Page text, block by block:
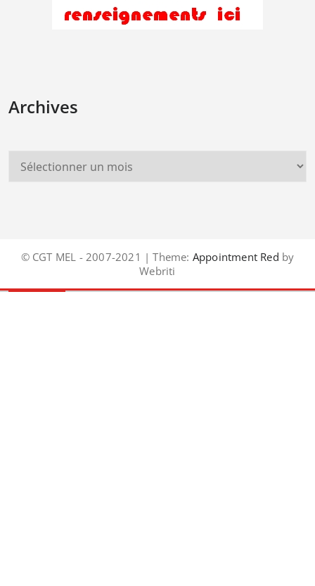
Archives
© CGT MEL - 2007-2021 | Theme: Appointment Red by
Webriti